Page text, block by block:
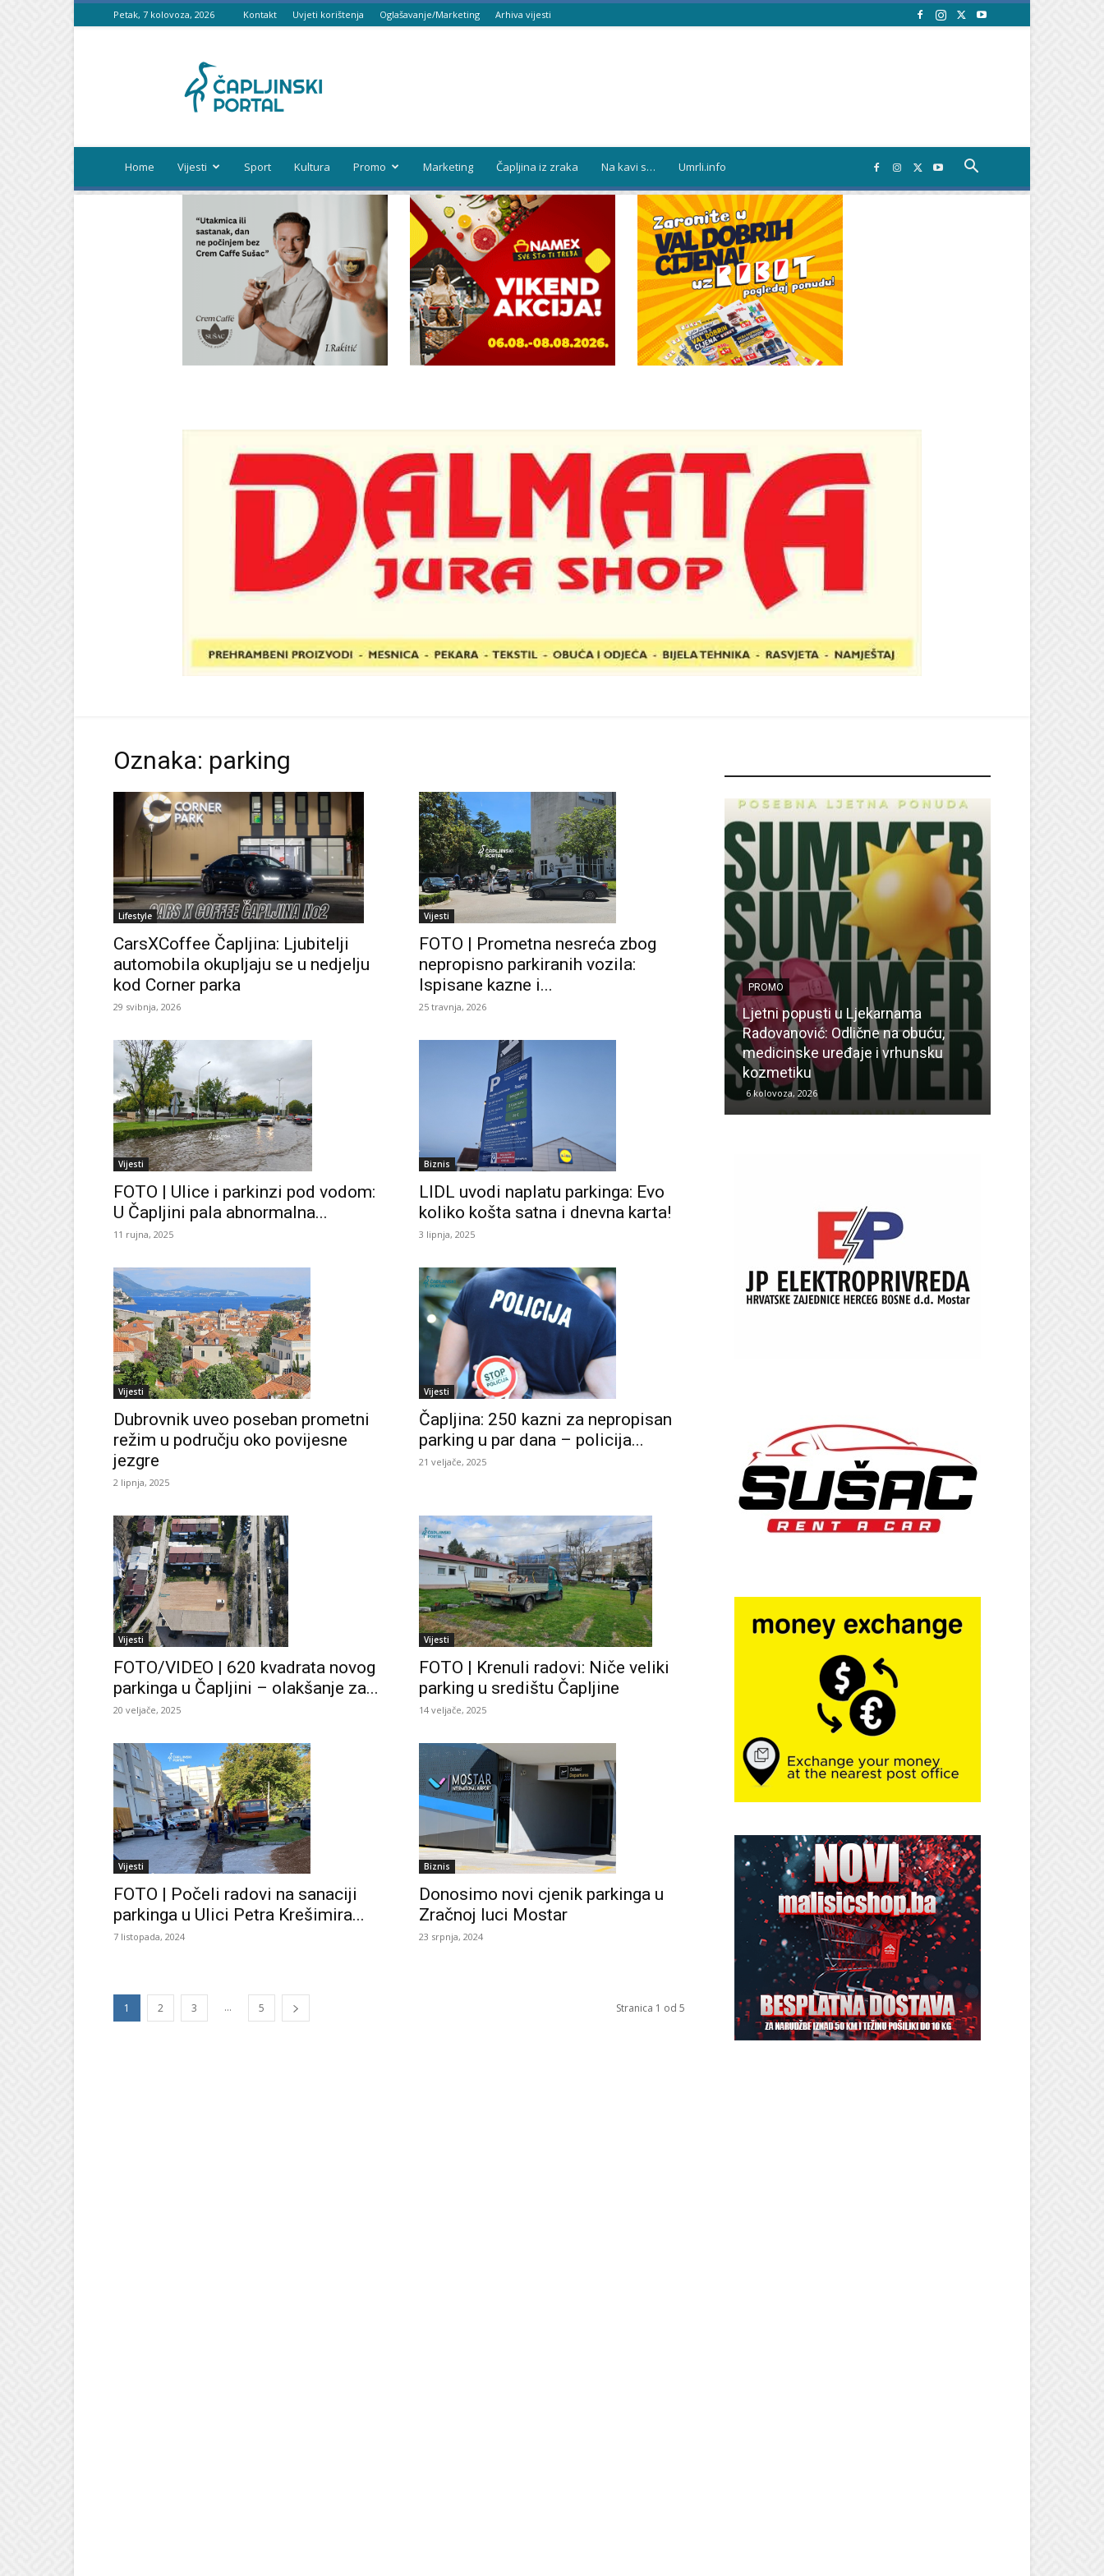
Petak, 7 kolovoza, 2026 Kontakt Uvjeti korištenja Oglašavanje/Marketing Arhiva vijesti
portal
Home Vijesti Sport Kultura Promo Marketing Čapljina iz zraka Na kavi s… Umrli.info
Oznaka: parking
Lifestyle
CarsXCoffee Čapljina: Ljubitelji
automobila okupljaju se u nedjelju
kod Corner parka
29 svibnja, 2026
Vijesti
FOTO | Prometna nesreća zbog
nepropisno parkiranih vozila:
Ispisane kazne i...
25 travnja, 2026
Vijesti
FOTO | Ulice i parkinzi pod vodom:
U Čapljini pala abnormalna...
11 rujna, 2025
Biznis
LIDL uvodi naplatu parkinga: Evo
koliko košta satna i dnevna karta!
3 lipnja, 2025
Vijesti
Dubrovnik uveo poseban prometni
režim u području oko povijesne
jezgre
2 lipnja, 2025
Vijesti
Čapljina: 250 kazni za nepropisan
parking u par dana – policija...
21 veljače, 2025
Vijesti
FOTO/VIDEO | 620 kvadrata novog
parkinga u Čapljini – olakšanje za...
20 veljače, 2025
Vijesti
FOTO | Krenuli radovi: Niče veliki
parking u središtu Čapljine
14 veljače, 2025
Vijesti
FOTO | Počeli radovi na sanaciji
parkinga u Ulici Petra Krešimira...
7 listopada, 2024
Biznis
Donosimo novi cjenik parkinga u
Zračnoj luci Mostar
23 srpnja, 2024
1 2 3 ... 5 Stranica 1 od 5
PROMO
Ljetni popusti u Ljekarnama
Radovanović: Odlične na obuću,
medicinske uređaje i vrhunsku
kozmetiku
6 kolovoza, 2026